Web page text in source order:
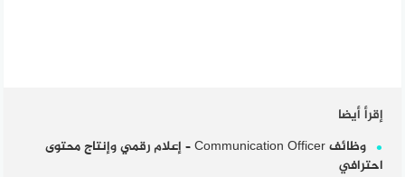
إقرأ أيضا
وظائف Communication Officer – إعلام رقمي وإنتاج محتوى
احترافي